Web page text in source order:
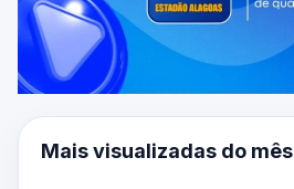
Mais visualizadas do mês